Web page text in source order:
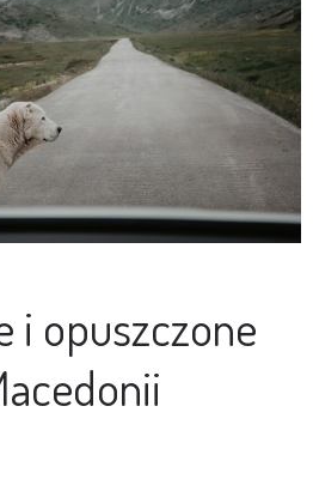
i opuszczone